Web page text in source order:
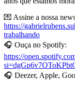
💌 Assine a nossa
https://
trabalhando
🎧 Ouça no Spotify:
https://
🎧 Deezer, Apple,